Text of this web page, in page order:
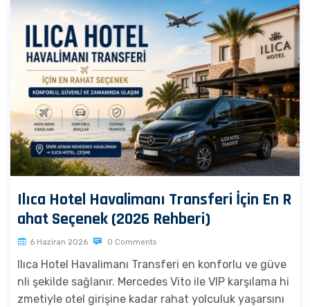
Ilıca Hotel Havalimanı Transferi İçin En R
ahat Seçenek (2026 Rehberi)
6 Haziran 2026 0 Comments
Ilıca Hotel Havalimanı Transferi en konforlu ve güve
nli şekilde sağlanır. Mercedes Vito ile VIP karşılama hi
zmetiyle otel girişine kadar rahat yolculuk yaşarsını